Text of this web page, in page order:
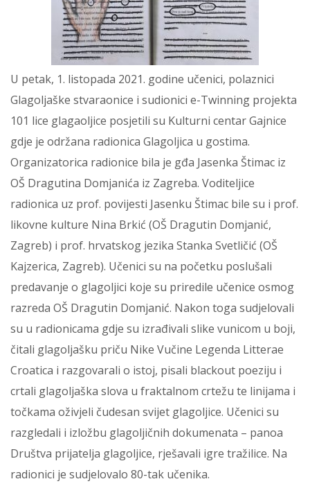
U petak, 1. listopada 2021. godine učenici, polaznici
Glagoljaške stvaraonice i sudionici e-Twinning projekta
101 lice glagaoljice posjetili su Kulturni centar Gajnice
gdje je održana radionica Glagoljica u gostima.
Organizatorica radionice bila je gđa Jasenka Štimac iz
OŠ Dragutina Domjanića iz Zagreba. Voditeljice
radionica uz prof. povijesti Jasenku Štimac bile su i prof.
likovne kulture Nina Brkić (OŠ Dragutin Domjanić,
Zagreb) i prof. hrvatskog jezika Stanka Svetličić (OŠ
Kajzerica, Zagreb). Učenici su na početku poslušali
predavanje o glagoljici koje su priredile učenice osmog
razreda OŠ Dragutin Domjanić. Nakon toga sudjelovali
su u radionicama gdje su izrađivali slike vunicom u boji,
čitali glagoljašku priču Nike Vučine Legenda Litterae
Croatica i razgovarali o istoj, pisali blackout poeziju i
crtali glagoljaška slova u fraktalnom crtežu te linijama i
točkama oživjeli čudesan svijet glagoljice. Učenici su
razgledali i izložbu glagoljičnih dokumenata – panoa
Društva prijatelja glagoljice, rješavali igre tražilice. Na
radionici je sudjelovalo 80-tak učenika.